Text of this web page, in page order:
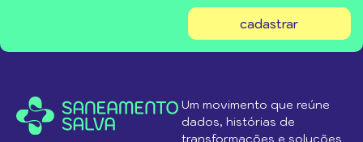
cadastrar
Um movimento que reúne
dados, histórias de
transformações e soluções